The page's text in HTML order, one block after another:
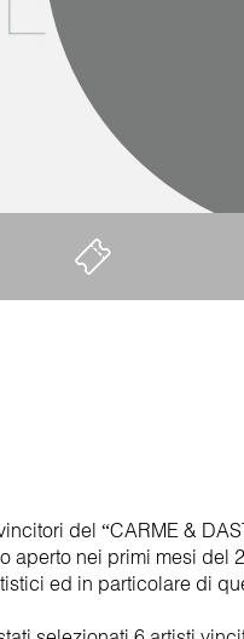
del “CARME &
aperto nei primi mesi del
ed in particolare di